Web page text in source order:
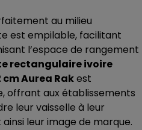
au milieu
est empilable, facilitant
l’espace de rangement
rectangulaire ivoire
Aurea Rakest
offrant aux établissements
leur vaisselle à leur
leur image de marque.